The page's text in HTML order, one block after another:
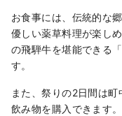
お食事には、伝統的な
優しい薬草料理が楽し
の飛騨牛を堪能できる「
す。
また、祭りの2日間は
飲み物を購入できます